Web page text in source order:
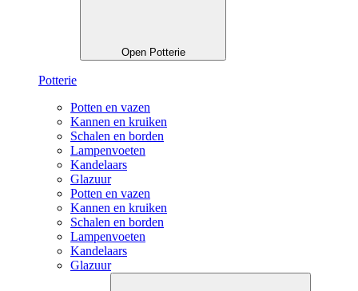
Open Potterie
Potterie
Potten en vazen
Kannen en kruiken
Schalen en borden
Lampenvoeten
Kandelaars
Glazuur
Potten en vazen
Kannen en kruiken
Schalen en borden
Lampenvoeten
Kandelaars
Glazuur